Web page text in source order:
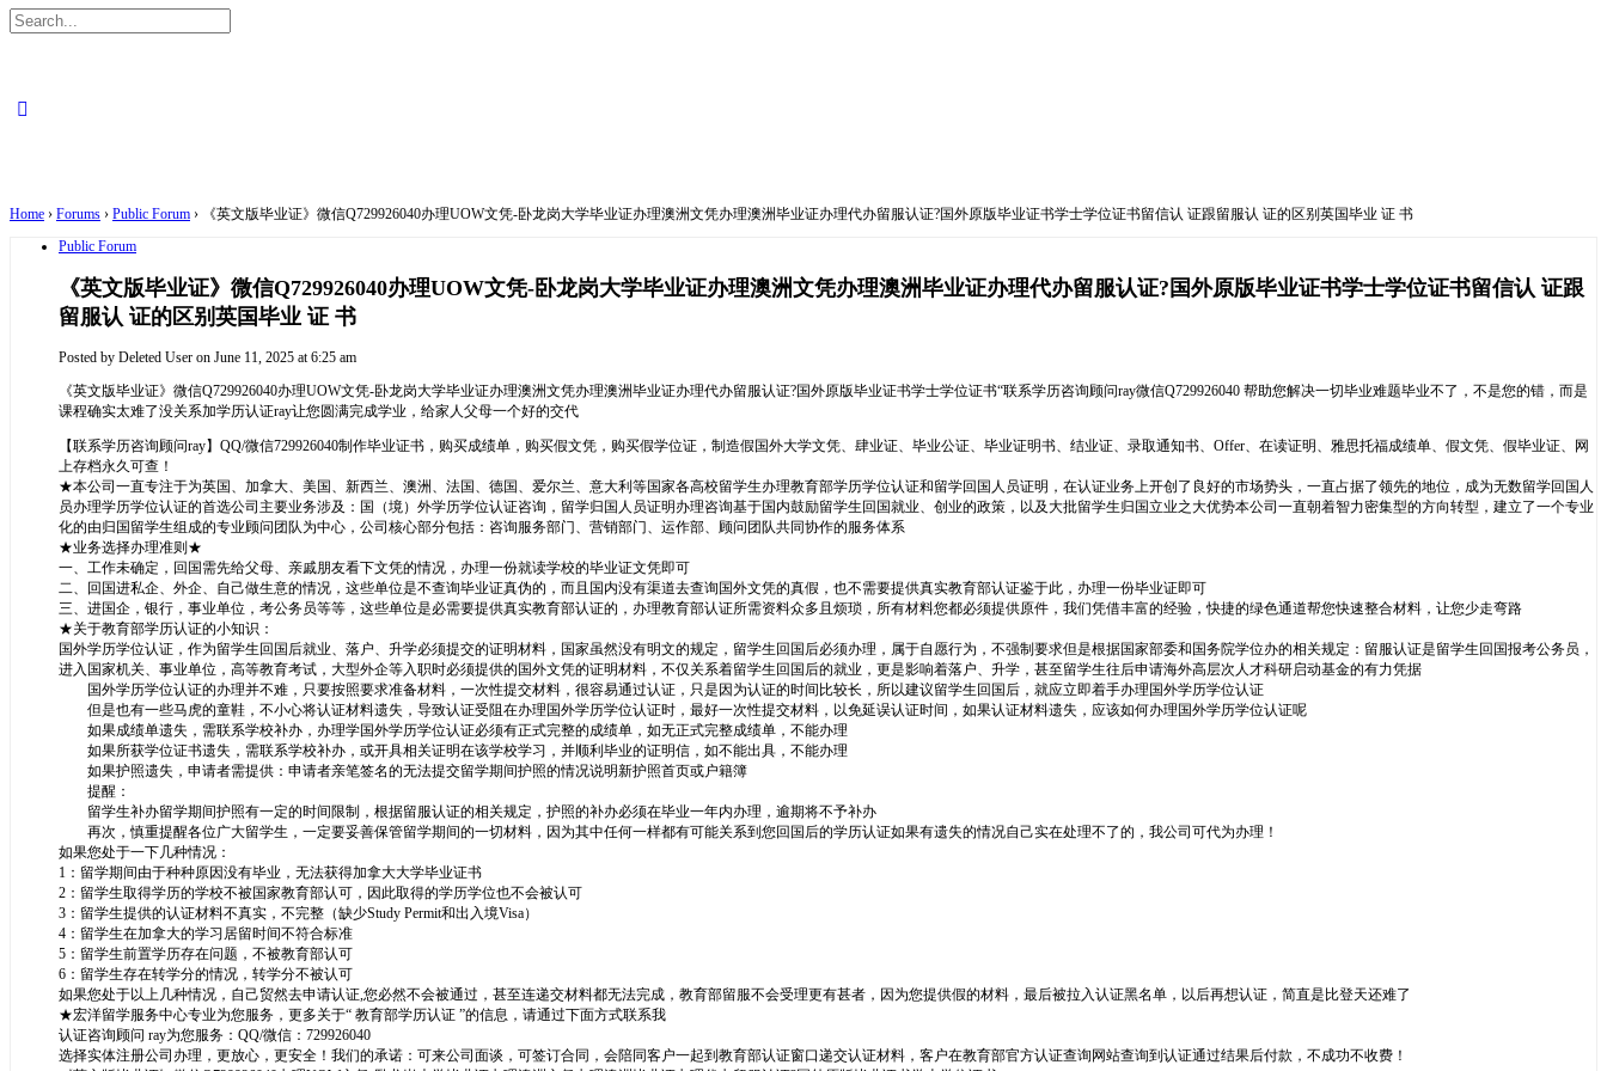
Search
for:
Home › Forums › Public Forum ›
《英文版毕业证》微信Q729926040办理UOW文凭-卧龙岗大学毕业证办理澳洲文凭办理澳洲毕业证办理代办留服认证?国外原版毕业证书学士学位证书留信认 证跟留服认 证的区别英国毕业 证 书
Public Forum
《英文版毕业证》微信Q729926040办理UOW文凭-卧龙岗大学毕业证办理澳洲文凭办理澳洲毕业证办理代办留服认证?国外原版毕业证书学士学位证书留信认 证跟
留服认 证的区别英国毕业 证 书
Posted by Deleted User on June 11, 2025 at 6:25 am
《英文版毕业证》微信Q729926040办理UOW文凭-卧龙岗大学毕业证办理澳洲文凭办理澳洲毕业证办理代办留服认证?国外原版毕业证书学士学位证书“联系学历咨询顾问ray微信Q729926040 帮助您解决一切毕业难题毕业不了，不是您的错，而是
课程确实太难了没关系加学历认证ray让您圆满完成学业，给家人父母一个好的交代
【联系学历咨询顾问ray】QQ/微信729926040制作毕业证书，购买成绩单，购买假文凭，购买假学位证，制造假国外大学文凭、肆业证、毕业公证、毕业证明书、结业证、录取通知书、Offer、在读证明、雅思托福成绩单、假文凭、假毕业证、网
上存档永久可查！
★本公司一直专注于为英国、加拿大、美国、新西兰、澳洲、法国、德国、爱尔兰、意大利等国家各高校留学生办理教育部学历学位认证和留学回国人员证明，在认证业务上开创了良好的市场势头，一直占据了领先的地位，成为无数留学回国人
员办理学历学位认证的首选公司主要业务涉及：国（境）外学历学位认证咨询，留学归国人员证明办理咨询基于国内鼓励留学生回国就业、创业的政策，以及大批留学生归国立业之大优势本公司一直朝着智力密集型的方向转型，建立了一个专业
化的由归国留学生组成的专业顾问团队为中心，公司核心部分包括：咨询服务部门、营销部门、运作部、顾问团队共同协作的服务体系
★业务选择办理准则★
一、工作未确定，回国需先给父母、亲戚朋友看下文凭的情况，办理一份就读学校的毕业证文凭即可
二、回国进私企、外企、自己做生意的情况，这些单位是不查询毕业证真伪的，而且国内没有渠道去查询国外文凭的真假，也不需要提供真实教育部认证鉴于此，办理一份毕业证即可
三、进国企，银行，事业单位，考公务员等等，这些单位是必需要提供真实教育部认证的，办理教育部认证所需资料众多且烦琐，所有材料您都必须提供原件，我们凭借丰富的经验，快捷的绿色通道帮您快速整合材料，让您少走弯路
★关于教育部学历认证的小知识：
国外学历学位认证，作为留学生回国后就业、落户、升学必须提交的证明材料，国家虽然没有明文的规定，留学生回国后必须办理，属于自愿行为，不强制要求但是根据国家部委和国务院学位办的相关规定：留服认证是留学生回国报考公务员，
进入国家机关、事业单位，高等教育考试，大型外企等入职时必须提供的国外文凭的证明材料，不仅关系着留学生回国后的就业，更是影响着落户、升学，甚至留学生往后申请海外高层次人才科研启动基金的有力凭据
国外学历学位认证的办理并不难，只要按照要求准备材料，一次性提交材料，很容易通过认证，只是因为认证的时间比较长，所以建议留学生回国后，就应立即着手办理国外学历学位认证
但是也有一些马虎的童鞋，不小心将认证材料遗失，导致认证受阻在办理国外学历学位认证时，最好一次性提交材料，以免延误认证时间，如果认证材料遗失，应该如何办理国外学历学位认证呢
如果成绩单遗失，需联系学校补办，办理学国外学历学位认证必须有正式完整的成绩单，如无正式完整成绩单，不能办理
如果所获学位证书遗失，需联系学校补办，或开具相关证明在该学校学习，并顺利毕业的证明信，如不能出具，不能办理
如果护照遗失，申请者需提供：申请者亲笔签名的无法提交留学期间护照的情况说明新护照首页或户籍簿
提醒：
留学生补办留学期间护照有一定的时间限制，根据留服认证的相关规定，护照的补办必须在毕业一年内办理，逾期将不予补办
再次，慎重提醒各位广大留学生，一定要妥善保管留学期间的一切材料，因为其中任何一样都有可能关系到您回国后的学历认证如果有遗失的情况自己实在处理不了的，我公司可代为办理！
如果您处于一下几种情况：
1：留学期间由于种种原因没有毕业，无法获得加拿大大学毕业证书
2：留学生取得学历的学校不被国家教育部认可，因此取得的学历学位也不会被认可
3：留学生提供的认证材料不真实，不完整（缺少Study Permit和出入境Visa）
4：留学生在加拿大的学习居留时间不符合标准
5：留学生前置学历存在问题，不被教育部认可
6：留学生存在转学分的情况，转学分不被认可
如果您处于以上几种情况，自己贸然去申请认证,您必然不会被通过，甚至连递交材料都无法完成，教育部留服不会受理更有甚者，因为您提供假的材料，最后被拉入认证黑名单，以后再想认证，简直是比登天还难了
★宏洋留学服务中心专业为您服务，更多关于“ 教育部学历认证 ”的信息，请通过下面方式联系我
认证咨询顾问 ray为您服务：QQ/微信：729926040
选择实体注册公司办理，更放心，更安全！我们的承诺：可来公司面谈，可签订合同，会陪同客户一起到教育部认证窗口递交认证材料，客户在教育部官方认证查询网站查询到认证通过结果后付款，不成功不收费！